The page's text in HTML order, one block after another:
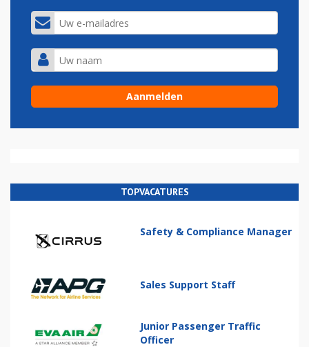
TOPVACATURES
Safety & Compliance Manager
Sales Support Staff
Junior Passenger Traffic
Officer